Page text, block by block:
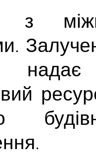
з